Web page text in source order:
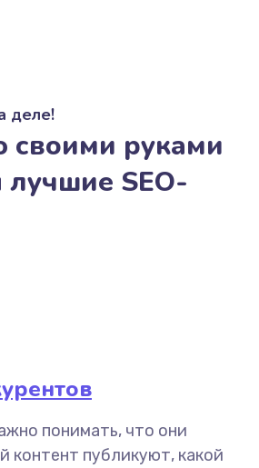
деле!
руками
лучшие SEO-
понимать, что они
контент публикуют, какой